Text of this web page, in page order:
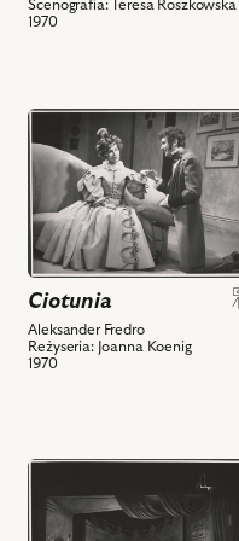
Scenografia: Teresa Roszkowska
1970
przejdź
do
obiektu
Ciotunia,
Na
zdjęciu:
Krystyna
Królówna
-
Alina,
Edmund
powiązanych
Ciotunia
Aleksander Fredro
Reżyseria: Joanna Koenig
1970
przejdź
do
obiektu